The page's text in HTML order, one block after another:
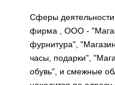
Сферы деятельности
фирма , ООО -
фурнитура",
часы, подарки",
обувь", и смежные